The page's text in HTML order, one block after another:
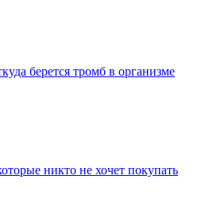
берется тромб в организме
никто не хочет покупать